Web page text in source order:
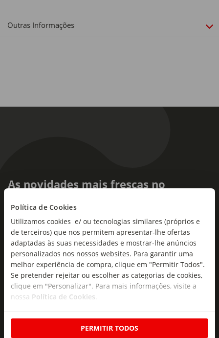
Política de Cookies
Utilizamos cookies e/ ou tecnologias similares (próprios e
de terceiros) que nos permitem apresentar-lhe ofertas
adaptadas às suas necessidades e mostrar-lhe anúncios
personalizados nos nossos websites. Para garantir uma
melhor experiência de compra, clique em "Permitir Todos".
Se pretender rejeitar ou escolher as categorias de cookies,
clique em "Personalizar". Para mais informações, visite a
nossa Política de Cookies
PERMITIR TODOS
Outras Informações
As novidades mais frescas no
Subscreva e descubra campanhas exclusivas,
ofertas e novidades para si.
Insira o seu e-
mail
Subscrever